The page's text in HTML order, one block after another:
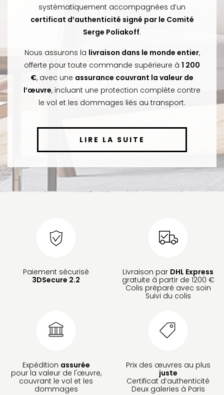
systématiquement accompagnées d’un
certificat d’authenticité signé par le Comité
Serge Poliakoff.
Nous assurons la livraison dans le monde entier,
offerte pour toute commande supérieure à 1 200
€, avec une assurance couvrant la valeur de
l’œuvre, incluant une protection complète contre
le vol et les dommages liés au transport.
LIRE LA SUITE
Paiement sécurisé
3DSecure 2.2
Livraison par DHL Express
gratuite à partir de 1200 €
Colis préparé avec soin
Suivi du colis
Expédition assurée
pour la valeur de l'œuvre,
couvrant le vol et les
dommages
Prix des œuvres au plus
juste
Certificat d’authenticité
Deux galeries à Paris